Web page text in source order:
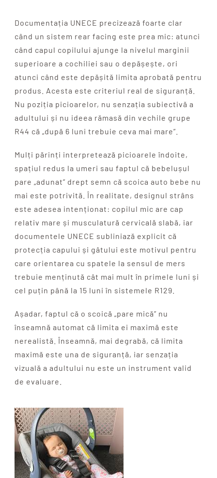
Documentația UNECE precizează foarte clar
când un sistem rear facing este prea mic: atunci
când capul copilului ajunge la nivelul marginii
superioare a cochiliei sau o depășește, ori
atunci când este depășită limita aprobată pentru
produs. Acesta este criteriul real de siguranță.
Nu poziția picioarelor, nu senzația subiectivă a
adultului și nu ideea rămasă din vechile grupe
R44 că „după 6 luni trebuie ceva mai mare”.
Mulți părinți interpretează picioarele îndoite,
spațiul redus la umeri sau faptul că bebelușul
pare „adunat” drept semn că scoica auto bebe nu
mai este potrivită. În realitate, designul strâns
este adesea intenționat: copilul mic are cap
relativ mare și musculatură cervicală slabă, iar
documentele UNECE subliniază explicit că
protecția capului și gâtului este motivul pentru
care orientarea cu spatele la sensul de mers
trebuie menținută cât mai mult în primele luni și
cel puțin până la 15 luni în sistemele R129.
Așadar, faptul că o scoică „pare mică” nu
înseamnă automat că limita ei maximă este
nerealistă. Înseamnă, mai degrabă, că limita
maximă este una de siguranță, iar senzația
vizuală a adultului nu este un instrument valid
de evaluare.